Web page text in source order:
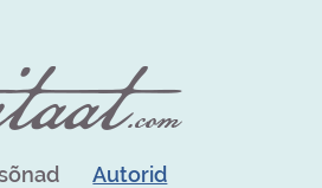
Autorid